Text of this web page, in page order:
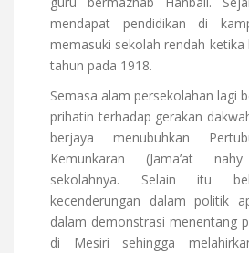
mendapat pendidikan di
memasuki sekolah rendah ketika
tahun pada 1918.
Semasa alam persekolahan lagi
prihatin terhadap gerakan
berjaya menubuhkan
Kemunkaran (Jama’at
sekolahnya. Selain itu
kecenderungan dalam politik
dalam demonstrasi menentang
di Mesiri sehingga